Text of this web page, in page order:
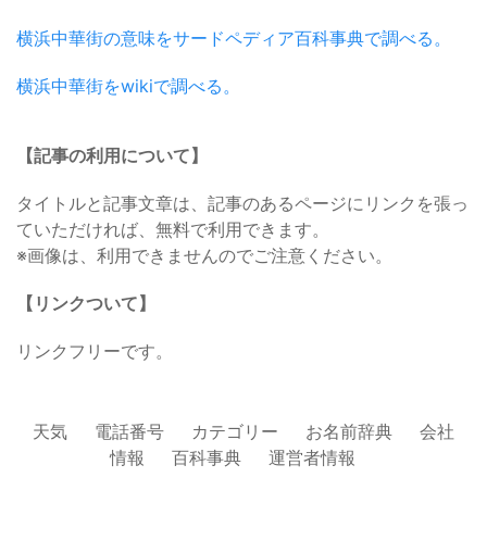
横浜中華街の意味をサードペディア百科事典で調べる。
横浜中華街をwikiで調べる。
【記事の利用について】
タイトルと記事文章は、記事のあるページにリンクを張っ
ていただければ、無料で利用できます。
※画像は、利用できませんのでご注意ください。
【リンクついて】
リンクフリーです。
天気 電話番号 カテゴリー お名前辞典
会社
情報
百科事典 運営者情報